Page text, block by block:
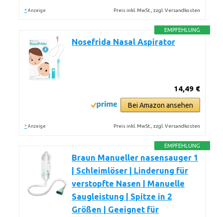
* Anzeige Preis inkl. MwSt., zzgl. Versandkosten
EMPFEHLUNG
Nosefrida Nasal Aspirator
14,49 €
Bei Amazon ansehen
* Anzeige Preis inkl. MwSt., zzgl. Versandkosten
EMPFEHLUNG
Braun Manueller nasensauger 1
| Schleimlöser | Linderung für
verstopfte Nasen | Manuelle
Saugleistung | Spitze in 2
Größen | Geeignet für